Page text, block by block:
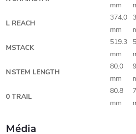
mm
L REACH
374.0
mm
MSTACK
519.3
mm
NSTEM LENGTH
80.0
mm
0 TRAIL
80.8
mm
Média